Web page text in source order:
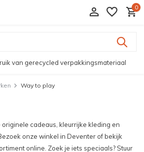
0
van gerecycled verpakkingsmateriaal
Way to play
originele cadeaus, kleurrijke kleding en
onze winkel in Deventer of bekijk
online. Zoek je iets speciaals? Stuur